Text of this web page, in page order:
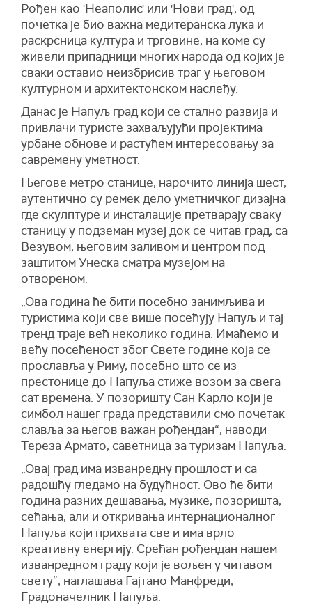
Рођен као 'Неаполис' или 'Нови град', од
почетка је био важна медитеранска лука и
раскрсница култура и трговине, на коме су
живели припадници многих народа од којих је
сваки оставио неизбрисив траг у његовом
културном и архитектонском наслеђу.
Данас је Напуљ град који се стално развија и
привлачи туристе захваљујући пројектима
урбане обнове и растућем интересовању за
савремену уметност.
Његове метро станице, нарочито линија шест,
аутентично су ремек дело уметничког дизајна
где скулптуре и инсталације претварају сваку
станицу у подземан музеј док се читав град, са
Везувом, његовим заливом и центром под
заштитом Унеска сматра музејом на
отвореном.
„Ова година ће бити посебно занимљива и
туристима који све више посећују Напуљ и тај
тренд траје већ неколико година. Имаћемо и
већу посећеност због Свете године која се
прославља у Риму, посебно што се из
престонице до Напуља стиже возом за свега
сат времена. У позоришту Сан Карло који је
симбол нашег града представили смо почетак
славља за његов важан рођендан“, наводи
Тереза Армато, саветница за туризам Напуља.
„Овај град има изванредну прошлост и са
радошћу гледамо на будућност. Ово ће бити
година разних дешавања, музике, позоришта,
сећања, али и откривања интернационалног
Напуља који прихвата све и има врло
креативну енергију. Срећан рођендан нашем
изванредном граду који је вољен у читавом
свету“, наглашава Гајтано Манфреди,
Градоначелник Напуља.